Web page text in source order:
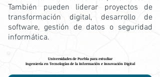
También pueden liderar proyectos de
transformación digital, desarrollo de
software, gestión de datos o seguridad
informática.
Universidades de Puebla para estudiar
Ingeniería en Tecnologías de la Información e Innovación Digital